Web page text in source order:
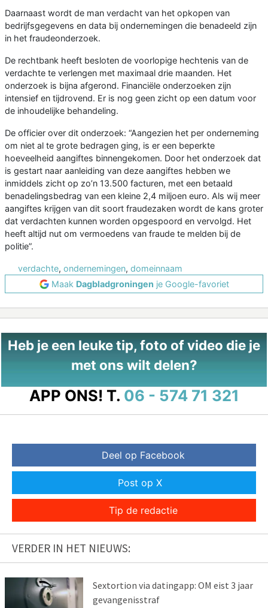
Daarnaast wordt de man verdacht van het opkopen van
bedrijfsgegevens en data bij ondernemingen die benadeeld zijn
in het fraudeonderzoek.
De rechtbank heeft besloten de voorlopige hechtenis van de
verdachte te verlengen met maximaal drie maanden. Het
onderzoek is bijna afgerond. Financiële onderzoeken zijn
intensief en tijdrovend. Er is nog geen zicht op een datum voor
de inhoudelijke behandeling.
De officier over dit onderzoek: “Aangezien het per onderneming
om niet al te grote bedragen ging, is er een beperkte
hoeveelheid aangiftes binnengekomen. Door het onderzoek dat
is gestart naar aanleiding van deze aangiftes hebben we
inmiddels zicht op zo’n 13.500 facturen, met een betaald
benadelingsbedrag van een kleine 2,4 miljoen euro. Als wij meer
aangiftes krijgen van dit soort fraudezaken wordt de kans groter
dat verdachten kunnen worden opgespoord en vervolgd. Het
heeft altijd nut om vermoedens van fraude te melden bij de
politie”.
verdachte, ondernemingen, domeinnaam
Maak Dagbladgroningen je Google-favoriet
Heb je een leuke tip, foto of video die je
met ons wilt delen?
APP ONS! T. 06 - 574 71 321
Deel op Facebook
Post op X
Tip de redactie
VERDER IN HET NIEUWS:
Sextortion via datingapp: OM eist 3 jaar
gevangenisstraf